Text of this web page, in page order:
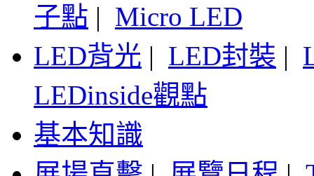
子點 | Micro LED
LED背光 | LED封裝 |
LEDinside觀點
基本知識